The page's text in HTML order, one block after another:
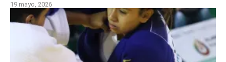
19 mayo, 2026